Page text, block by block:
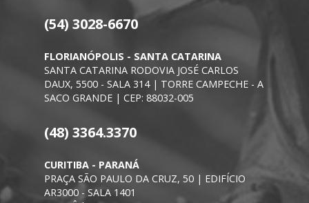
(54) 3028-6670
FLORIANÓPOLIS - SANTA CATARINA
SANTA CATARINA RODOVIA JOSÉ CARLOS
DAUX, 5500 - SALA 314 | TORRE CAMPECHE - A
SACO GRANDE | CEP: 88032-005
(48) 3364.3370
CURITIBA - PARANÁ
PRAÇA SÃO PAULO DA CRUZ, 50 | EDIFÍCIO
AR3000 - SALA 1401